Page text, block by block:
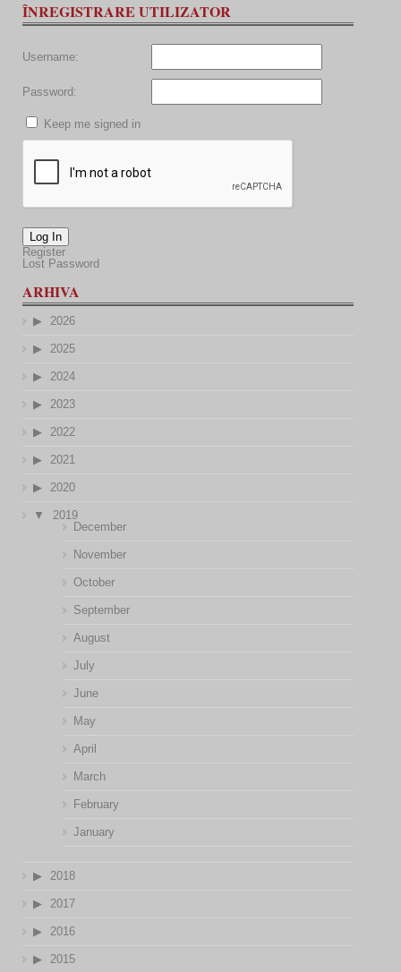
ÎNREGISTRARE UTILIZATOR
Username:
Password:
Keep me signed in
Log In
Register
Lost Password
ARHIVA
2026
2025
2024
2023
2022
2021
2020
2019
December
November
October
September
August
July
June
May
April
March
February
January
2018
2017
2016
2015